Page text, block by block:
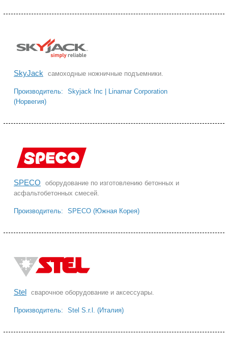
SkyJack самоходные ножничные подъемники.
Производитель:
Skyjack Inc | Linamar Corporation
(Норвегия)
SPECO
оборудование по изготовлению бетонных и
асфальтобетонных смесей.
Производитель: SPECO (Южная Корея)
Stel cварочное оборудование и аксессуары.
Производитель: Stel S.r.l. (Италия)